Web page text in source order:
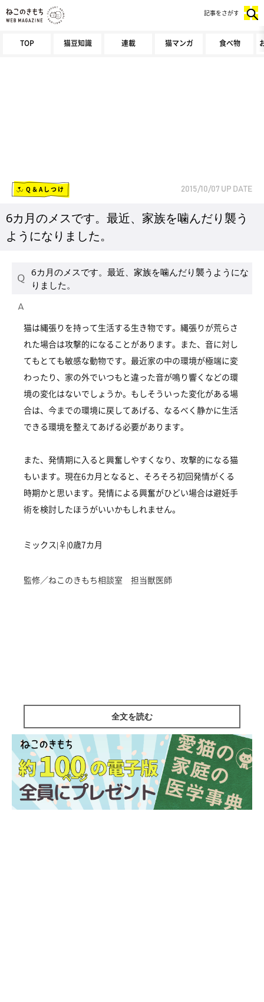
TOP 猫豆知識 連載 猫マンガ 食べ物
記事をさがす
Q＆Aしつけ 2015/10/07 UP DATE
6カ月のメスです。最近、家族を噛んだり襲う
ようになりました。
6カ月のメスです。最近、家族を噛んだり襲うようにな
りました。
猫は縄張りを持って生活する生き物です。縄張りが荒らさ
れた場合は攻撃的になることがあります。また、音に対し
てもとても敏感な動物です。最近家の中の環境が極端に変
わったり、家の外でいつもと違った音が鳴り響くなどの環
境の変化はないでしょうか。もしそういった変化がある場
合は、今までの環境に戻してあげる、なるべく静かに生活
できる環境を整えてあげる必要があります。
また、発情期に入ると興奮しやすくなり、攻撃的になる猫
もいます。現在6カ月となると、そろそろ初回発情がくる
時期かと思います。発情による興奮がひどい場合は避妊手
術を検討したほうがいいかもしれません。
ミックス|♀|0歳7カ月
監修／ねこのきもち相談室 担当獣医師
全文を読む